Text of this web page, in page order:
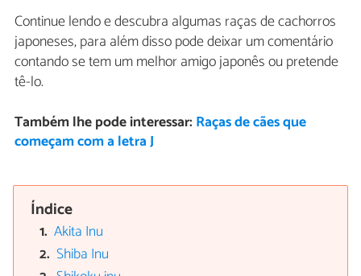
Continue lendo e descubra algumas raças de cachorros
japoneses, para além disso pode deixar um comentário
contando se tem um melhor amigo japonês ou pretende
tê-lo.
Também lhe pode interessar: Raças de cães que
começam com a letra J
Índice
Akita Inu
Shiba Inu